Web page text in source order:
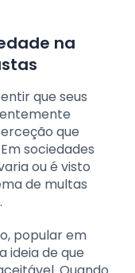
na
que seus
que
sociedades
ou é visto
de multas
popular em
ideia de que